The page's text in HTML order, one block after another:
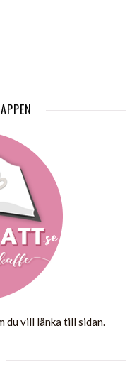
du vill länka till sidan.